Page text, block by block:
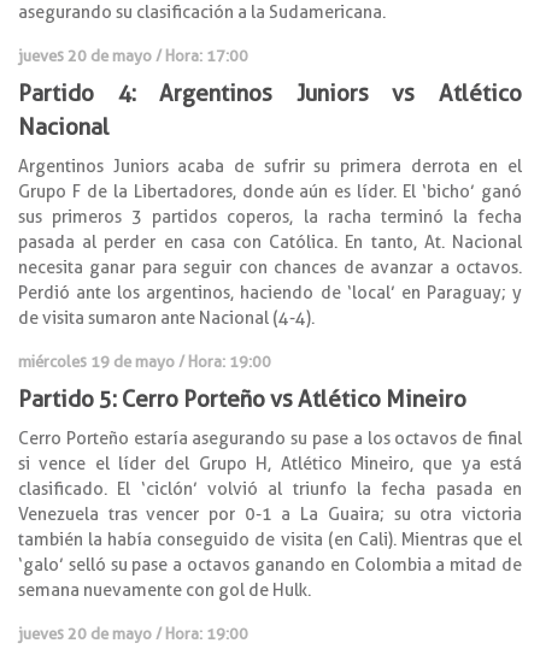
asegurando su clasificación a la Sudamericana.
jueves 20 de mayo / Hora: 17:00
Partido 4: Argentinos Juniors vs Atlético
Nacional
Argentinos Juniors acaba de sufrir su primera derrota en el
Grupo F de la Libertadores, donde aún es líder. El ‘bicho’ ganó
sus primeros 3 partidos coperos, la racha terminó la fecha
pasada al perder en casa con Católica. En tanto, At. Nacional
necesita ganar para seguir con chances de avanzar a octavos.
Perdió ante los argentinos, haciendo de ‘local’ en Paraguay; y
de visita sumaron ante Nacional (4-4).
miércoles 19 de mayo / Hora: 19:00
Partido 5: Cerro Porteño vs Atlético Mineiro
Cerro Porteño estaría asegurando su pase a los octavos de final
si vence el líder del Grupo H, Atlético Mineiro, que ya está
clasificado. El ‘ciclón’ volvió al triunfo la fecha pasada en
Venezuela tras vencer por 0-1 a La Guaira; su otra victoria
también la había conseguido de visita (en Cali). Mientras que el
‘galo’ selló su pase a octavos ganando en Colombia a mitad de
semana nuevamente con gol de Hulk.
jueves 20 de mayo / Hora: 19:00